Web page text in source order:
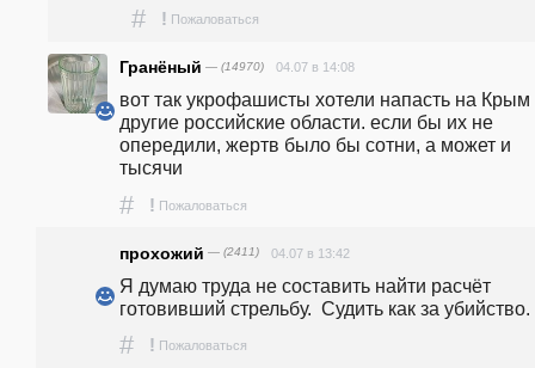
# ! Пожаловаться
Гранёный — (14970) 04.07 в 14:08
вот так укрофашисты хотели напасть на Крым
другие российские области. если бы их не
опередили, жертв было бы сотни, а может и
тысячи
# ! Пожаловаться
прохожий — (2411) 04.07 в 13:42
Я думаю труда не составить найти расчёт
готовивший стрельбу.  Судить как за убийство.
# ! Пожаловаться